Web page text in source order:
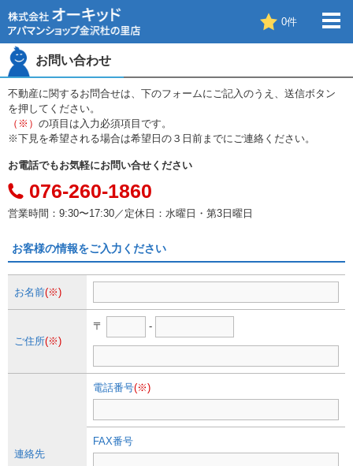
0件
お問い合わせ
不動産に関するお問合せは、下のフォームにご記入のうえ、送信ボタン
を押してください。
（※） の項目は入力必須項目です。
※下見を希望される場合は希望日の３日前までにご連絡ください。
お電話でもお気軽にお問い合せください
076-260-1860
営業時間：9:30〜17:30／定休日：水曜日・第3日曜日
お客様の情報をご入力ください
お名前(※)
ご住所(※)
〒 -
連絡先
電話番号(※)
FAX番号